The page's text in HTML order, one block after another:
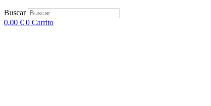
Buscar
0,00 € 0 Carrito